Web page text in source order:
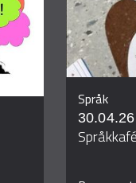
Språk
30.04.26